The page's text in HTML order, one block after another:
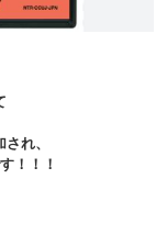
れ、
！！！